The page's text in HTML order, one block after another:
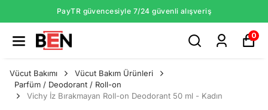
PayTR güvencesiyle 7/24 güvenli alışveriş
0
Vücut Bakımı
Vücut Bakım Ürünleri
Parfüm / Deodorant / Roll-on
Vichy İz Bırakmayan Roll-on Deodorant 50 ml - Kadın